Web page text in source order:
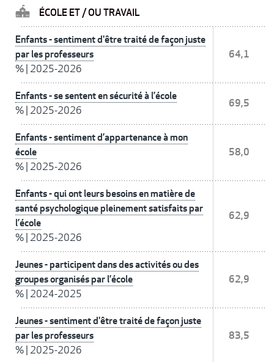
ÉCOLE ET / OU TRAVAIL
Enfants - sentiment d'être traité de façon juste
par les professeurs
% 2025-2026
64,1
Enfants - se sentent en sécurité à l’école
% 2025-2026
69,5
Enfants - sentiment d’appartenance à mon
école
% 2025-2026
58,0
Enfants - qui ont leurs besoins en matière de
santé psychologique pleinement satisfaits par
l’école
% 2025-2026
62,9
Jeunes - participent dans des activités ou des
groupes organisés par l’école
% 2024-2025
62,9
Jeunes - sentiment d'être traité de façon juste
par les professeurs
% 2025-2026
83,5